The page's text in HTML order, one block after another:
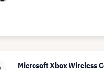
Microsoft Xbox Wireless